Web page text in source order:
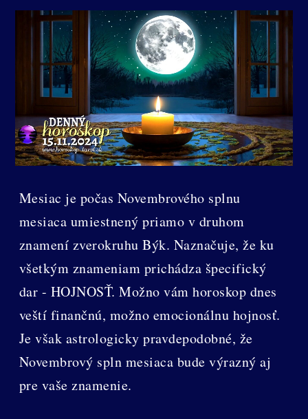
Mesiac je počas Novembrového splnu
mesiaca umiestnený priamo v druhom
znamení zverokruhu Býk. Naznačuje, že ku
všetkým znameniam prichádza špecifický
dar - HOJNOSŤ. Možno vám horoskop dnes
veští finančnú, možno emocionálnu hojnosť.
Je však astrologicky pravdepodobné, že
Novembrový spln mesiaca bude výrazný aj
pre vaše znamenie.